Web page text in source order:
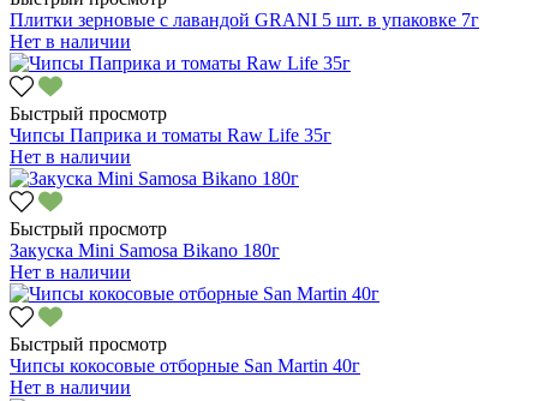
Плитки зерновые с лавандой GRANI 5 шт. в упаковке 7г
Нет в наличии
Быстрый просмотр
Чипсы Паприка и томаты Raw Life 35г
Нет в наличии
Быстрый просмотр
Закуска Mini Samosa Bikano 180г
Нет в наличии
Быстрый просмотр
Чипсы кокосовые отборные San Martin 40г
Нет в наличии